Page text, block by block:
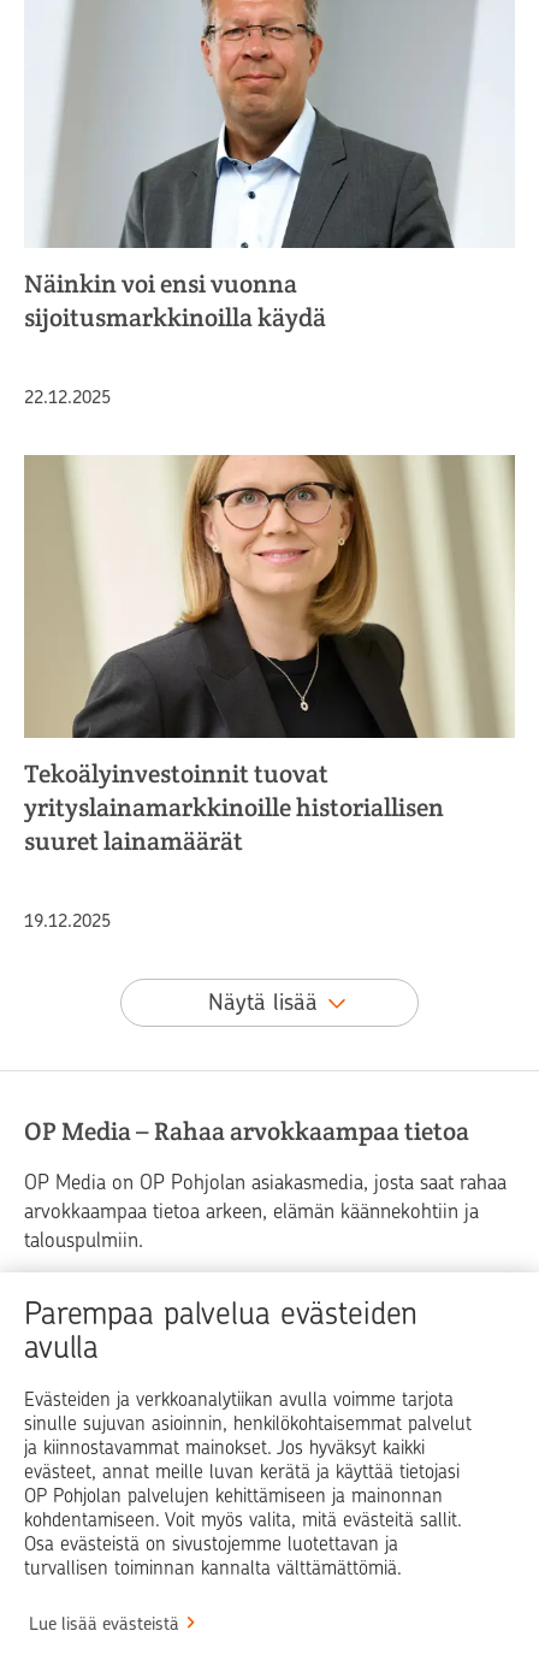
Parempaa palvelua evästeiden
avulla
Evästeiden ja verkkoanalytiikan avulla voimme tarjota
sinulle sujuvan asioinnin, henkilökohtaisemmat palvelut
ja kiinnostavammat mainokset. Jos hyväksyt kaikki
evästeet, annat meille luvan kerätä ja käyttää tietojasi
OP Pohjolan palvelujen kehittämiseen ja mainonnan
kohdentamiseen. Voit myös valita, mitä evästeitä sallit.
Osa evästeistä on sivustojemme luotettavan ja
turvallisen toiminnan kannalta välttämättömiä.
Lue lisää evästeistä
Näinkin voi ensi vuonna
sijoitusmarkkinoilla käydä
Julkaistu
22.12.2025
Tekoälyinvestoinnit tuovat
yrityslainamarkkinoille historiallisen
suuret lainamäärät
Julkaistu
19.12.2025
Näytä lisää
OP Media – Rahaa arvokkaampaa tietoa
OP Media on OP Pohjolan asiakasmedia, josta saat rahaa
arvokkaampaa tietoa arkeen, elämän käännekohtiin ja
talouspulmiin.
Raha Elämä
Yrityselämä
Blogit ja puheenvuorot
Op.fi OP Koti Pohjola Vahinkoapu
Facebook
X LinkedInInstagram